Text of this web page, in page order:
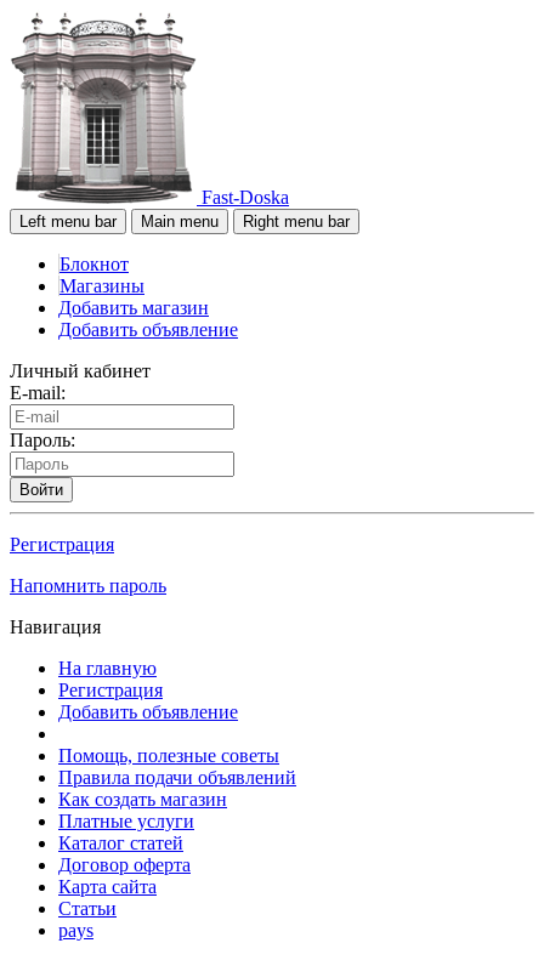
Fast-Doska
Left menu bar Main menu Right menu bar
Блокнот
Магазины
Добавить магазин
Добавить объявление
Личный кабинет
E-mail:
Пароль:
Войти
Регистрация
Напомнить пароль
Навигация
На главную
Регистрация
Добавить объявление
Помощь, полезные советы
Правила подачи объявлений
Как создать магазин
Платные услуги
Каталог статей
Договор оферта
Карта сайта
Статьи
pays